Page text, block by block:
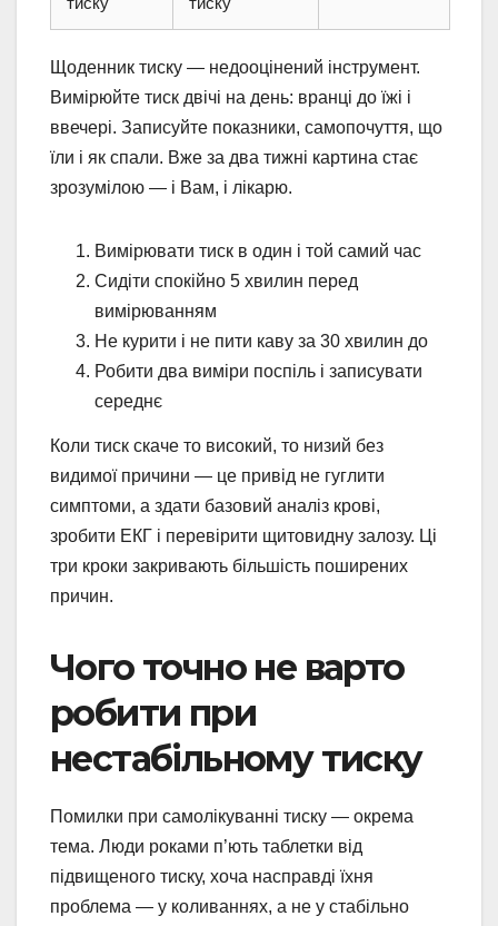
Щоденник тиску — недооцінений інструмент.
Вимірюйте тиск двічі на день: вранці до їжі і
ввечері. Записуйте показники, самопочуття, що
їли і як спали. Вже за два тижні картина стає
зрозумілою — і Вам, і лікарю.
Вимірювати тиск в один і той самий час
Сидіти спокійно 5 хвилин перед
вимірюванням
Не курити і не пити каву за 30 хвилин до
Робити два виміри поспіль і записувати
середнє
Коли тиск скаче то високий, то низий без
видимої причини — це привід не гуглити
симптоми, а здати базовий аналіз крові,
зробити ЕКГ і перевірити щитовидну залозу. Ці
три кроки закривають більшість поширених
причин.
Чого точно не варто
робити при
нестабільному тиску
Помилки при самолікуванні тиску — окрема
тема. Люди роками п’ють таблетки від
підвищеного тиску, хоча насправді їхня
проблема — у коливаннях, а не у стабільно